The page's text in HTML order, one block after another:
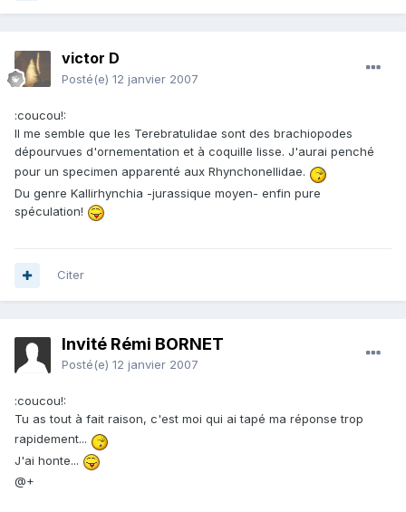
victor D
Posté(e) 12 janvier 2007
:coucou!:
Il me semble que les Terebratulidae sont des brachiopodes
dépourvues d'ornementation et à coquille lisse. J'aurai penché
pour un specimen apparenté aux Rhynchonellidae.
Du genre Kallirhynchia -jurassique moyen- enfin pure
spéculation!
Citer
Invité Rémi BORNET
Posté(e) 12 janvier 2007
:coucou!:
Tu as tout à fait raison, c'est moi qui ai tapé ma réponse trop
rapidement...
J'ai honte...
@+